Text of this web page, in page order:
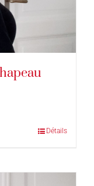
Détails